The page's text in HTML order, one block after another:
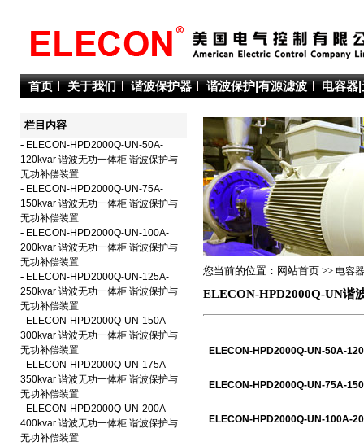
首页 关于我们 谐波保护器 谐波保护|有源滤波 电容器
栏目内容
- ELECON-HPD2000Q-UN-50A-
120kvar 谐波无功一体柜 谐波保护与
无功补偿装置
- ELECON-HPD2000Q-UN-75A-
150kvar 谐波无功一体柜 谐波保护与
无功补偿装置
- ELECON-HPD2000Q-UN-100A-
200kvar 谐波无功一体柜 谐波保护与
无功补偿装置
- ELECON-HPD2000Q-UN-125A-
250kvar 谐波无功一体柜 谐波保护与
无功补偿装置
- ELECON-HPD2000Q-UN-150A-
300kvar 谐波无功一体柜 谐波保护与
无功补偿装置
- ELECON-HPD2000Q-UN-175A-
350kvar 谐波无功一体柜 谐波保护与
无功补偿装置
- ELECON-HPD2000Q-UN-200A-
400kvar 谐波无功一体柜 谐波保护与
无功补偿装置
您当前的位置：网站首页 >> 电容
ELECON-HPD2000Q-UN谐
ELECON-HPD2000Q-UN-50A-
ELECON-HPD2000Q-UN-75A-
ELECON-HPD2000Q-UN-100A-